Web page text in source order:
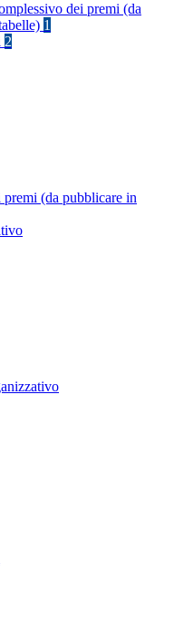
dei premi (da
1
2
(da pubblicare in